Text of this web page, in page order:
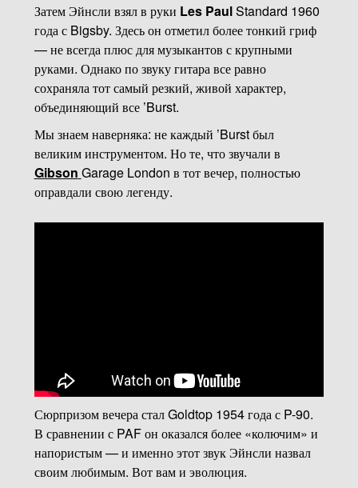
Затем Эйнсли взял в руки Les PaulStandard 1960
года с Bigsby. Здесь он отметил более тонкий гриф
— не всегда плюс для музыкантов с крупными
руками. Однако по звуку гитара все равно
сохраняла тот самый резкий, живой характер,
объединяющий все ’Burst.
Мы знаем наверняка: не каждый ’Burst был
великим инструментом. Но те, что звучали в
Gibson Garage London в тот вечер, полностью
оправдали свою легенду.
Сюрпризом вечера стал Goldtop 1954 года с P-90.
В сравнении с PAF он оказался более «колючим» и
напористым — и именно этот звук Эйнсли назвал
своим любимым. Вот вам и эволюция.